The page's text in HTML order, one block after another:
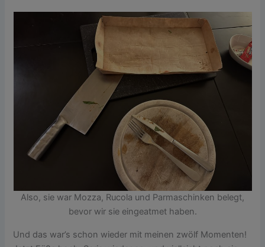
Also, sie war Mozza, Rucola und Parmaschinken belegt,
bevor wir sie eingeatmet haben.
Und das war’s schon wieder mit meinen zwölf Momenten!